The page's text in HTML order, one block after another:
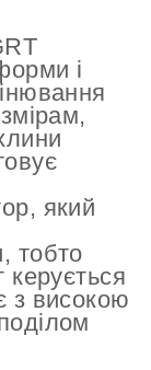
і
який
тобто
керується
з високою